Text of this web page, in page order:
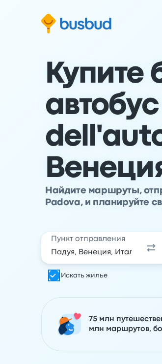
к форме поиска
к основной информации
к нижнему колонтитулу
Купите
Найдите маршруты,
Padova, и планируйте
Пункт отправления
Искать жилье
75 млн
млн маршрутов,